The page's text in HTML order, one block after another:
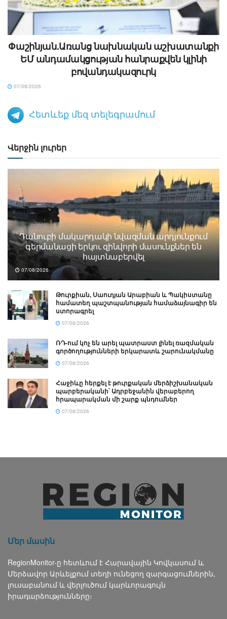
Փաշինյան.Առանց նախնական աշխատանքի
ԵՄ անդամակցության հանրաքվեն կլինի
բովանդակազուրկ
07/08/2026
Հետևեք մեզ տելեգրամում
Վերջին լուրեր
Դանուբի մակարդակի նվազման արդյունքում
գերմանացի երկու զինվորի մասունքներ են
հայտնաբերվել
07/08/2026
Թուրքիան, Սաուդյան Արաբիան և Պակիստանը
համատեղ պաշտպանության համաձայնագիր են
ստորագրել
07/08/2026
ՌԴ-ում կոչ են արել պատրաստ լինել ռազմական
գործողությունների երկարատև շարունակմանը
07/08/2026
Հաջիևը հերքել է թուրքական մերձիշխանական
պարբերականի՝ Ադրբեջանին վերաբերող
հրապարակման մի շարք պնդումներ
07/08/2026
Մեր մասին
RegionMonitor-ը հետևում է Հարավային Կովկասում և
Մերձավոր Արևելքում տեղի ունեցող զարգացումներին,
լուսաբանում և վերլուծում կարևորագույն
իրադարձությունները։